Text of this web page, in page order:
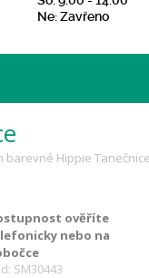
Ne: Zavřeno
barevné Hippie Tanečnice
ověříte
nebo na
SM30443